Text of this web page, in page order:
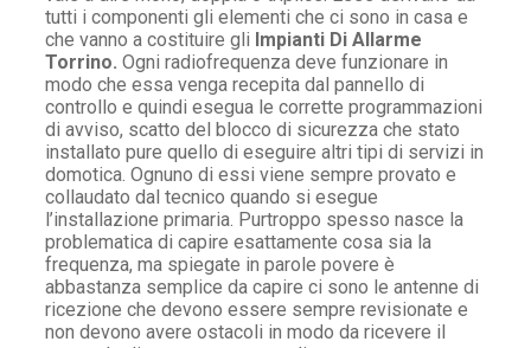
tutti i componenti gli elementi che ci sono in casa e
che vanno a costituire gli Impianti Di Allarme
Torrino. Ogni radiofrequenza deve funzionare in
modo che essa venga recepita dal pannello di
controllo e quindi esegua le corrette programmazioni
di avviso, scatto del blocco di sicurezza che stato
installato pure quello di eseguire altri tipi di servizi in
domotica. Ognuno di essi viene sempre provato e
collaudato dal tecnico quando si esegue
l’installazione primaria. Purtroppo spesso nasce la
problematica di capire esattamente cosa sia la
frequenza, ma spiegate in parole povere è
abbastanza semplice da capire ci sono le antenne di
ricezione che devono essere sempre revisionate e
non devono avere ostacoli in modo da ricevere il